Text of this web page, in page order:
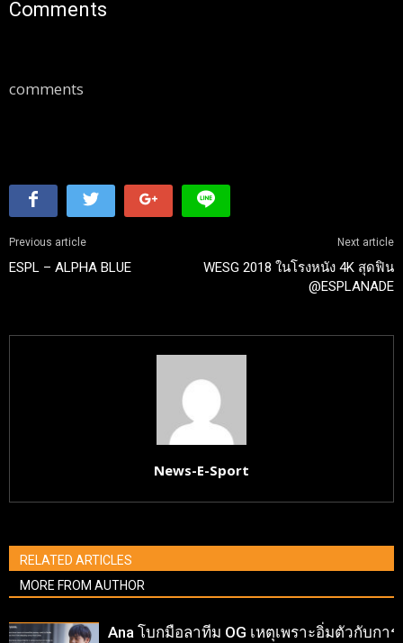
Comments
comments
Previous article
ESPL – ALPHA BLUE
Next article
WESG 2018 ในโรงหนัง 4K สุดฟิน
@ESPLANADE
News-E-Sport
RELATED ARTICLES
MORE FROM AUTHOR
Ana โบกมือลาทีม OG เหตุเพราะอิ่มตัวกับการ